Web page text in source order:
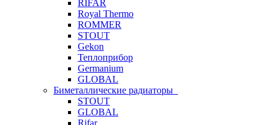
RIFAR
Royal Thermo
ROMMER
STOUT
Gekon
Теплоприбор
Germanium
GLOBAL
Биметаллические радиаторы
STOUT
GLOBAL
Rifar